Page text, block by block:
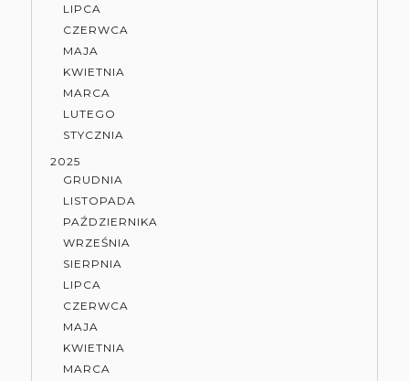
LIPCA
CZERWCA
MAJA
KWIETNIA
MARCA
LUTEGO
STYCZNIA
2025
GRUDNIA
LISTOPADA
PAŹDZIERNIKA
WRZEŚNIA
SIERPNIA
LIPCA
CZERWCA
MAJA
KWIETNIA
MARCA